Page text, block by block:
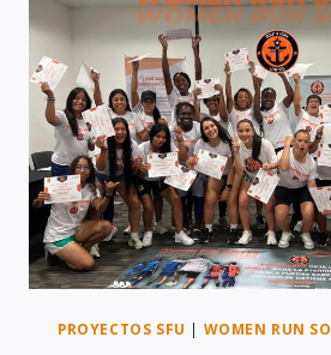
PROYECTOS SFU | WOMEN RUN